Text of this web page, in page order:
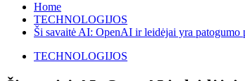
Home
TECHNOLOGIJOS
Ši savaitė AI: OpenAI ir leidėjai yra patogumo
TECHNOLOGIJOS